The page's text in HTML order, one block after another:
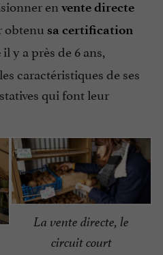
en vente directe
obtenu sa certification
il y a près de 6 ans,
caractéristiques de ses
qui font leur
La vente directe, le
circuit court